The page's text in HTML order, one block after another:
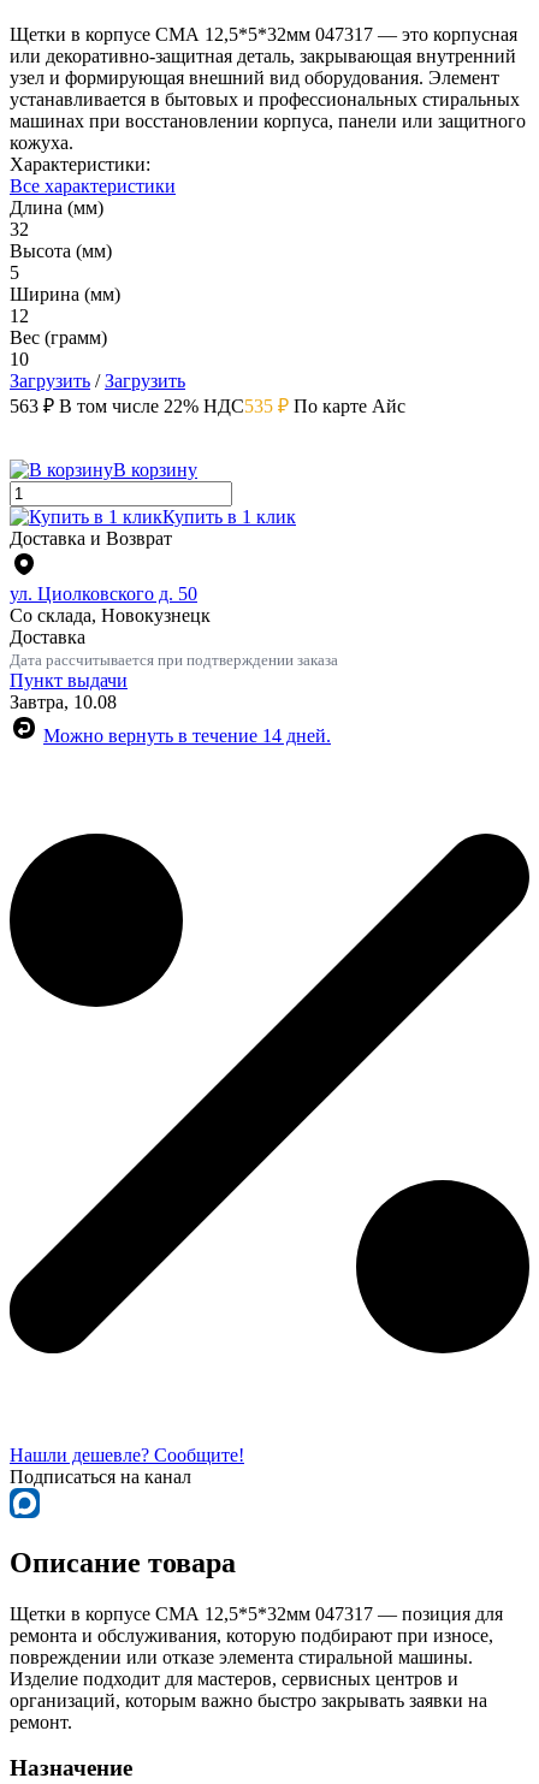
Щетки в корпусе СМА 12,5*5*32мм 047317 — это корпусная
или декоративно-защитная деталь, закрывающая внутренний
узел и формирующая внешний вид оборудования. Элемент
устанавливается в бытовых и профессиональных стиральных
машинах при восстановлении корпуса, панели или защитного
кожуха.
Характеристики:
Все характеристики
Длина (мм)
32
Высота (мм)
5
Ширина (мм)
12
Вес (грамм)
10
Загрузить /Загрузить
563 ₽ В том числе 22% НДС535 ₽ По карте Айс
В корзину
Купить в 1 клик
Доставка и Возврат
ул. Циолковского д. 50
Со склада, Новокузнецк
Доставка
Дата рассчитывается при подтверждении заказа
Пункт выдачи
Завтра, 10.08
Можно вернуть в течение 14 дней.
Нашли дешевле? Сообщите!
Подписаться на канал
Описание товара
Щетки в корпусе СМА 12,5*5*32мм 047317 — позиция для
ремонта и обслуживания, которую подбирают при износе,
повреждении или отказе элемента стиральной машины.
Изделие подходит для мастеров, сервисных центров и
организаций, которым важно быстро закрывать заявки на
ремонт.
Назначение